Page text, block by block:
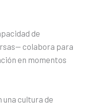
de
colabora para
en momentos
una cultura de